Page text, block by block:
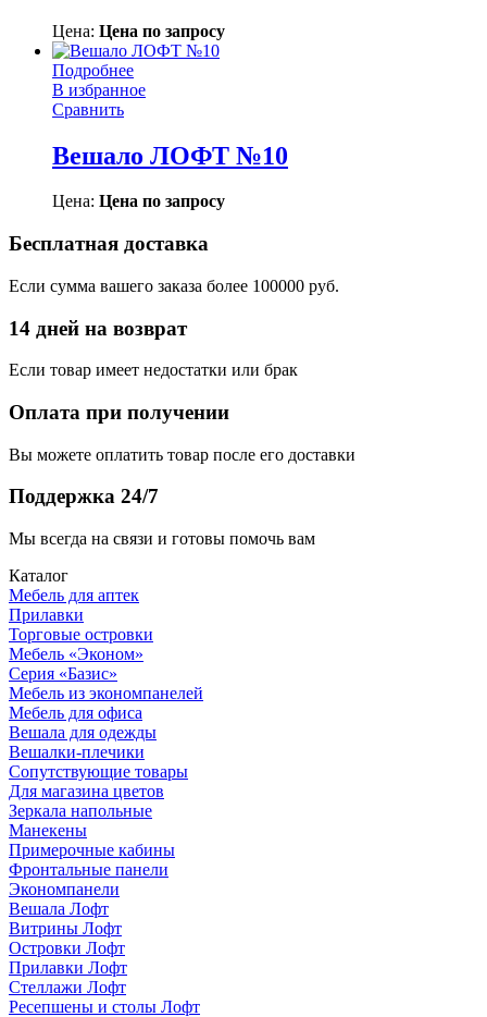
Цена: Цена по запросу
Подробнее
В избранное
Сравнить
Вешало ЛОФТ №10
Цена: Цена по запросу
Бесплатная доставка
Если сумма вашего заказа более 100000 руб.
14 дней на возврат
Если товар имеет недостатки или брак
Оплата при получении
Вы можете оплатить товар после его доставки
Поддержка 24/7
Мы всегда на связи и готовы помочь вам
Каталог
Мебель для аптек
Прилавки
Торговые островки
Мебель «Эконом»
Серия «Базис»
Мебель из экономпанелей
Мебель для офиса
Вешала для одежды
Вешалки-плечики
Сопутствующие товары
Для магазина цветов
Зеркала напольные
Манекены
Примерочные кабины
Фронтальные панели
Экономпанели
Вешала Лофт
Витрины Лофт
Островки Лофт
Прилавки Лофт
Стеллажи Лофт
Ресепшены и столы Лофт